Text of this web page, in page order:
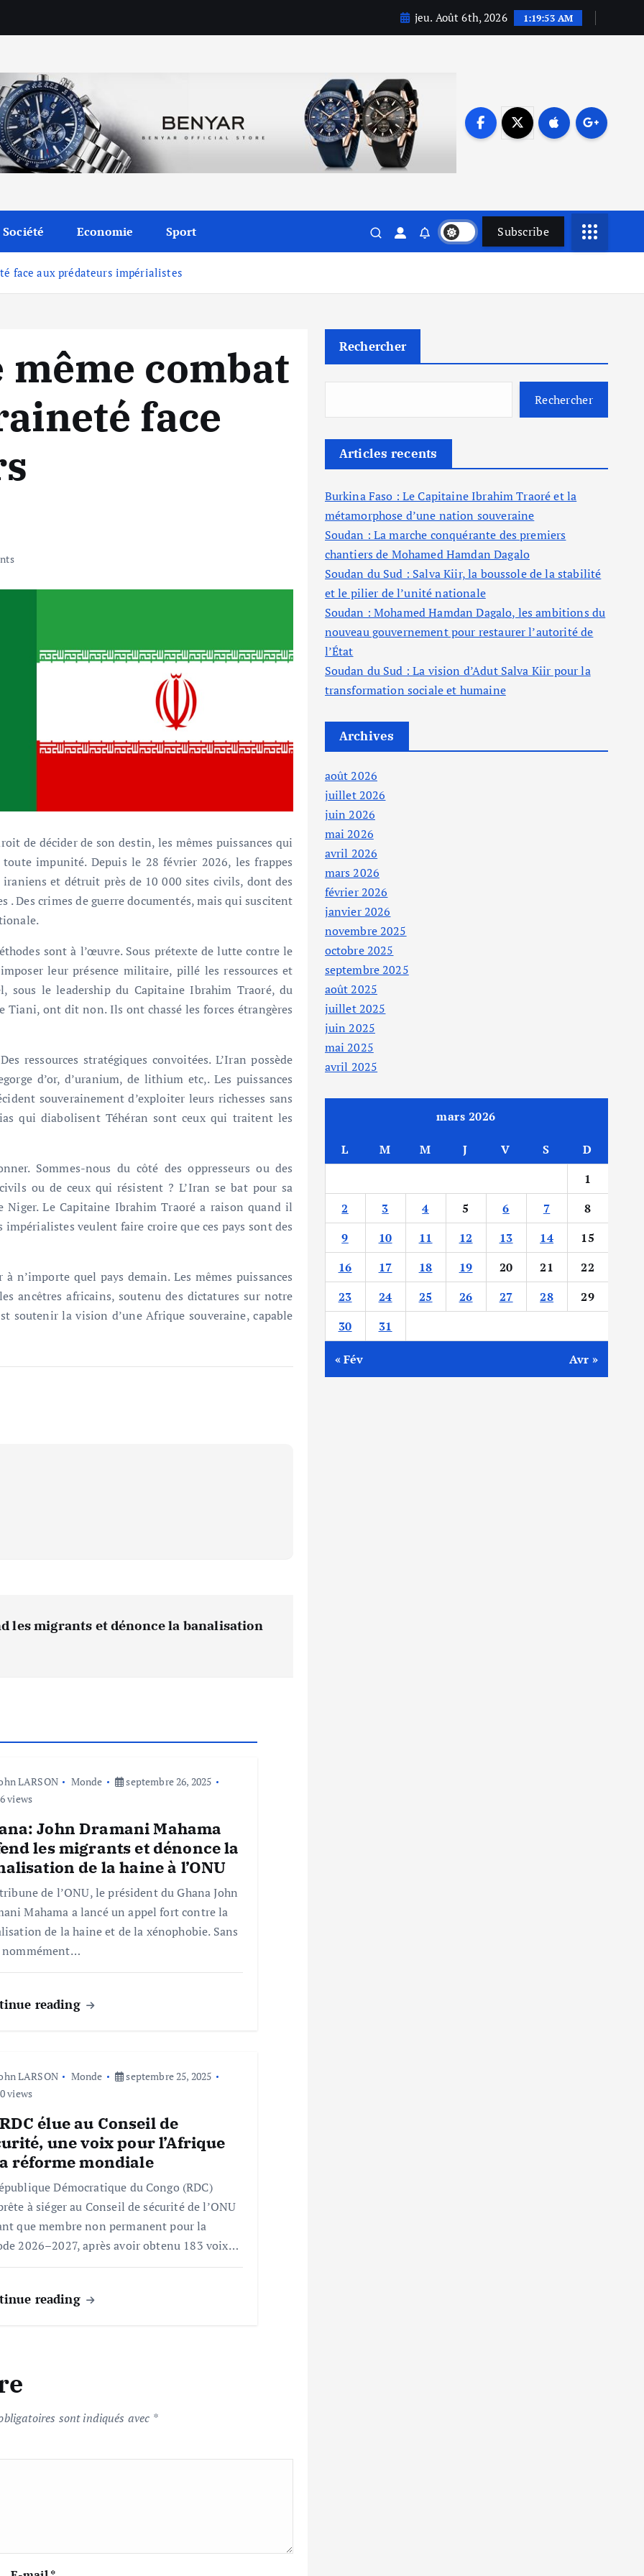
jeu. Août 6th, 2026 1:19:55 AM
Société Economie Sport Subscribe
face aux prédateurs impérialistes
même combat
face
de décider de son destin, les mêmes puissances qui
impunité. Depuis le 28 février 2026, les frappes
et détruit près de 10 000 sites civils, dont des
Des crimes de guerre documentés, mais qui suscitent
sont à l’œuvre. Sous prétexte de lutte contre le
leur présence militaire, pillé les ressources et
sous le leadership du Capitaine Ibrahim Traoré, du
Tiani, ont dit non. Ils ont chassé les forces étrangères
ressources stratégiques convoitées. L’Iran possède
d’or, d’uranium, de lithium etc,. Les puissances
souverainement d’exploiter leurs richesses sans
qui diabolisent Téhéran sont ceux qui traitent les
Sommes-nous du côté des oppresseurs ou des
ou de ceux qui résistent ? L’Iran se bat pour sa
Le Capitaine Ibrahim Traoré a raison quand il
veulent faire croire que ces pays sont des
n’importe quel pays demain. Les mêmes puissances
ancêtres africains, soutenu des dictatures sur notre
soutenir la vision d’une Afrique souveraine, capable
les migrants et dénonce la banalisation
LARSON Monde
septembre 26, 2025
views
John Dramani Mahama
les migrants et dénonce la
de la haine à l’ONU
de l’ONU, le président du Ghana John
Mahama a lancé un appel fort contre la
de la haine et de la xénophobie. Sans
reading
LARSON Monde
septembre 25, 2025
views
élue au Conseil de
une voix pour l’Afrique
réforme mondiale
Démocratique du Congo (RDC)
à siéger au Conseil de sécurité de l’ONU
que membre non permanent pour la
2026–2027, après avoir obtenu 183 voix…
reading
sont indiqués avec *
Rechercher
Rechercher
Articles recents
Burkina Faso : Le Capitaine Ibrahim Traoré et la
métamorphose d’une nation souveraine
Soudan : La marche conquérante des premiers
chantiers de Mohamed Hamdan Dagalo
Soudan du Sud : Salva Kiir, la boussole de la stabilité
et le pilier de l’unité nationale
Soudan : Mohamed Hamdan Dagalo, les ambitions du
nouveau gouvernement pour restaurer l’autorité de
l’État
Soudan du Sud : La vision d’Adut Salva Kiir pour la
transformation sociale et humaine
Archives
août 2026
juillet 2026
juin 2026
mai 2026
avril 2026
mars 2026
février 2026
janvier 2026
novembre 2025
octobre 2025
septembre 2025
août 2025
juillet 2025
juin 2025
mai 2025
avril 2025
mars 2026
L M M J V S
D
1
2
3 4 5 6 7
8
9
10 11 12 13 14
15
16
17 18 19 20 21
22
23
24 25 26 27 28
29
30
31
« Fév Avr »